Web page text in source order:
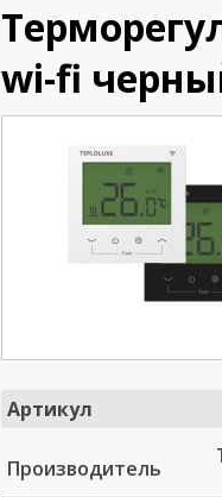
wi-fi
Артикул
Производитель